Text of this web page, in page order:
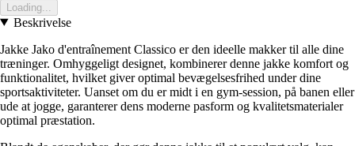
Loading...
Beskrivelse
Jakke Jako d'entraînement Classico er den ideelle makker til alle dine
træninger. Omhyggeligt designet, kombinerer denne jakke komfort og
funktionalitet, hvilket giver optimal bevægelsesfrihed under dine
sportsaktiviteter. Uanset om du er midt i en gym-session, på banen eller
ude at jogge, garanterer dens moderne pasform og kvalitetsmaterialer
optimal præstation.